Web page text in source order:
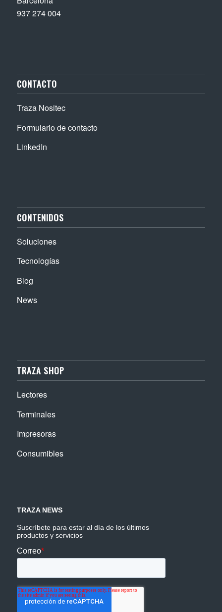
937 274 004
CONTACTO
Traza Nositec
Formulario de contacto
LinkedIn
CONTENIDOS
Soluciones
Tecnologías
Blog
News
TRAZA SHOP
Lectores
Terminales
Impresoras
Consumibles